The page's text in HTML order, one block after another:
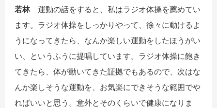
若林運動の話をすると、私はラジオ体操を薦めてい
ます。ラジオ体操をしっかりやって、徐々に動けるよ
うになってきたら、なんか楽しい運動をしたほうがい
い、というふうに提唱しています。ラジオ体操に飽き
てきたら、体が動いてきた証拠でもあるので、次はな
んか楽しそうな運動を、お気楽にできそうな範囲でや
ればいいと思う。意外とそのくらいで健康になりま